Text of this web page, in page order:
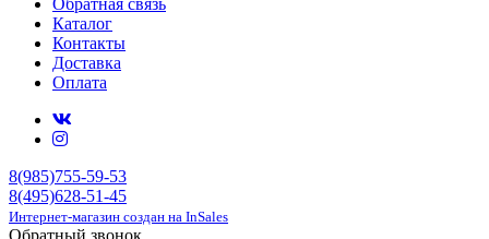
Каталог
Контакты
Доставка
Оплата
8(985)755-59-53
8(495)628-51-45
Интернет-магазин создан на InSales
Обратный звонок